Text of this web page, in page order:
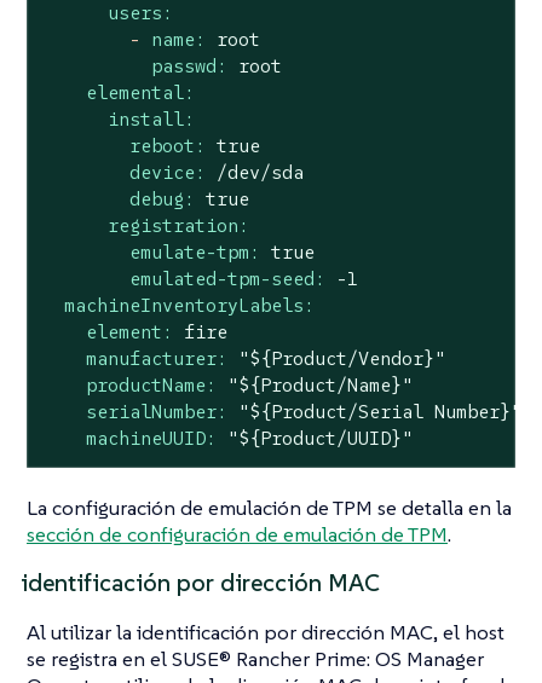
users:
-
name:
root
passwd:
root
elemental:
install:
reboot:
true
device:
/dev/sda
debug:
true
registration:
emulate-tpm:
true
emulated-tpm-seed:
-1
machineInventoryLabels:
element:
fire
manufacturer:
"${Product/Vendor}"
productName:
"${Product/Name}"
serialNumber:
"${Product/Serial Number}"
machineUUID:
"${Product/UUID}"
La configuración de emulación de TPM se detalla en la
sección de configuración de emulación de TPM.
identificación por dirección MAC
Al utilizar la identificación por dirección MAC, el host
se registra en el SUSE® Rancher Prime: OS Manager